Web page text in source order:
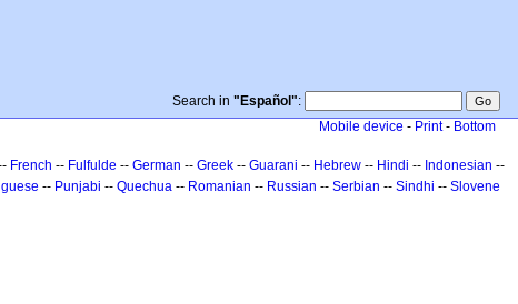
Search in "Español":
Mobile device - Print- Bottom
French -- Fulfulde -- German -- Greek -- Guarani -- Hebrew -- Hindi -- Indonesian --
-- Punjabi -- Quechua -- Romanian -- Russian -- Serbian -- Sindhi -- Slovene